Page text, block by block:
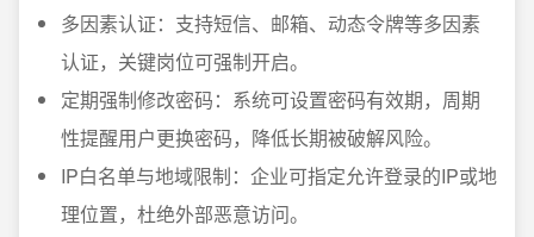
多因素认证：支持短信、邮箱、动态令牌等多因素
认证，关键岗位可强制开启。
定期强制修改密码：系统可设置密码有效期，周期
性提醒用户更换密码，降低长期被破解风险。
IP白名单与地域限制：企业可指定允许登录的IP或地
理位置，杜绝外部恶意访问。